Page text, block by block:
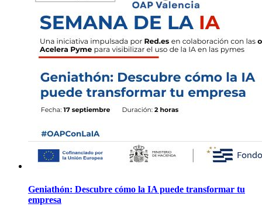
Geniathón: Descubre cómo la IA puede transformar tu
empresa